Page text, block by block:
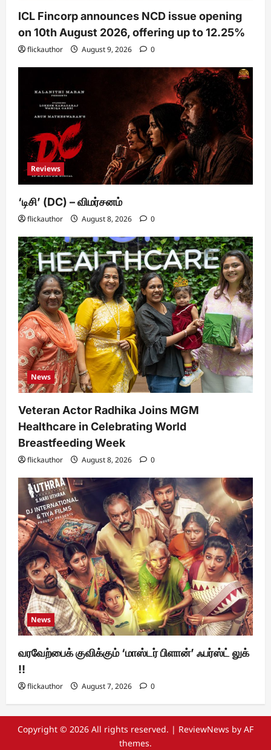
ICL Fincorp announces NCD issue opening
on 10th August 2026, offering up to 12.25%
flickauthor August 9, 2026 0
Reviews
‘டிசி’ (DC) – விமர்சனம்
flickauthor August 8, 2026 0
News
Veteran Actor Radhika Joins MGM
Healthcare in Celebrating World
Breastfeeding Week
flickauthor August 8, 2026 0
News
வரவேற்பைக் குவிக்கும் ‘மாஸ்டர் பிளான்’ ஃபர்ஸ்ட் லுக்
!!
flickauthor August 7, 2026 0
Copyright © 2026 All rights reserved. | ReviewNews by AF
themes.